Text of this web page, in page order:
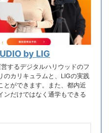
by LIG
するデジタルハリウッドのフ
のカリキュラムと、LIGの実践
とができます。また、都内近
ンだけではなく通学もできる